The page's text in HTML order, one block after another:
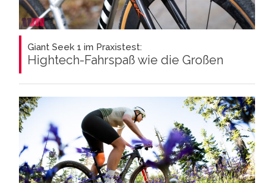
Giant Seek 1 im Praxistest:
Hightech-Fahrspaß wie die Großen